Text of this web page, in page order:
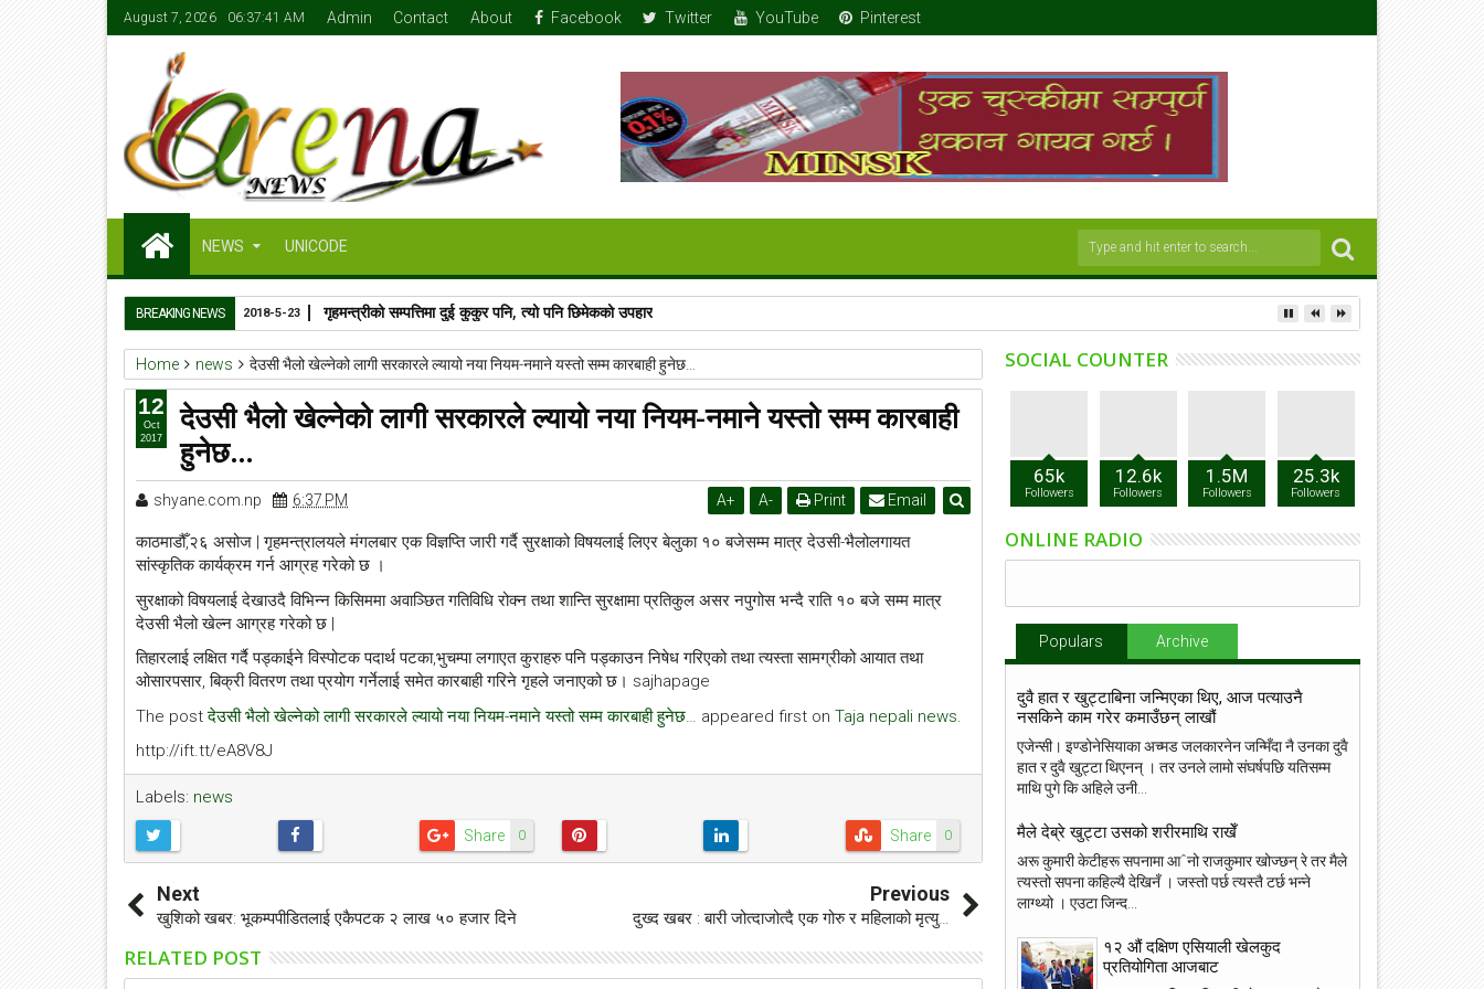
August 7, 2026 06:37:42 AM Admin Contact About Facebook Twitter YouTube Pinterest
NEWS UNICODE
BREAKING NEWS गृहमन्त्रीको सम्पत्तिमा दुई कुकुर पनि, त्यो पनि छिमेकको उपहार
2018-5-23
Home news देउसी भैलो खेल्नेको लागी सरकारले ल्यायो नया नियम-नमाने यस्तो सम्म कारबाही हुनेछ…
देउसी भैलो खेल्नेको लागी सरकारले ल्यायो नया नियम-नमाने यस्तो सम्म कारबाही
हुनेछ…
shyane.com.np 6:37 PM A+ A- Print Email
काठमाडौँ,२६ असोज | गृहमन्त्रालयले मंगलबार एक विज्ञप्ति जारी गर्दै सुरक्षाको विषयलाई लिएर बेलुका १० बजेसम्म मात्र देउसी-भैलोलगायत
सांस्कृतिक कार्यक्रम गर्न आग्रह गरेको छ ।
सुरक्षाको विषयलाई देखाउदै विभिन्न किसिममा अवाञ्छित गतिविधि रोक्न तथा शान्ति सुरक्षामा प्रतिकुल असर नपुगोस भन्दै राति १० बजे सम्म मात्र
देउसी भैलो खेल्न आग्रह गरेको छ |
तिहारलाई लक्षित गर्दै पड्काईने विस्पोटक पदार्थ पटका,भुचम्पा लगाएत कुराहरु पनि पड्काउन निषेध गरिएको तथा त्यस्ता सामग्रीको आयात तथा
ओसारपसार, बिक्री वितरण तथा प्रयोग गर्नेलाई समेत कारबाही गरिने गृहले जनाएको छ। sajhapage
The postदेउसी भैलो खेल्नेको लागी सरकारले ल्यायो नया नियम-नमाने यस्तो सम्म कारबाही हुनेछ… appeared first on Taja nepali news
http://ift.tt/eA8V8J
Labels: news
0
Share 0
Share
12
Oct
2017
Next
खुशिको खबर: भूकम्पपीडितलाई एकैपटक २ लाख ५० हजार दिने
Previous
दुख्द खबर : बारी जोत्दाजोत्दै एक गोरु र महिलाको मृत्यु…
RELATED POST
SOCIAL COUNTER
65k
Followers
12.6k
Followers
1.5M
Followers
25.3k
Followers
ONLINE RADIO
Populars Archive
दुवै हात र खुट्टाबिना जन्मिएका थिए, आज पत्याउनै
नसकिने काम गरेर कमाउँछन् लाखौं
एजेन्सी। इण्डोनेसियाका अच्मड जलकारनेन जन्मिँदा नै उनका दुवै
हात र दुवै खुट्टा थिएनन् । तर उनले लामो संघर्षपछि यतिसम्म
माथि पुगे कि अहिले उनी...
मैले देब्रे खुट्टा उसको शरीरमाथि राखेँ
अरू कुमारी केटीहरू सपनामा आˆनो राजकुमार खोज्छन् रे तर मैले
त्यस्तो सपना कहिल्यै देखिनँ । जस्तो पर्छ त्यस्तै टर्छ भन्ने
लाग्थ्यो । एउटा जिन्द...
१२ औं दक्षिण एसियाली खेलकुद
प्रतियोगिता आजबाट